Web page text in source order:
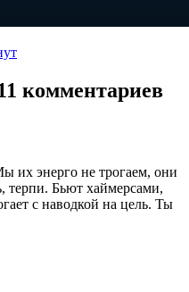
комментариев
их энерго не трогаем, они
терпи. Бьют хаймерсами,
с наводкой на цель. Ты